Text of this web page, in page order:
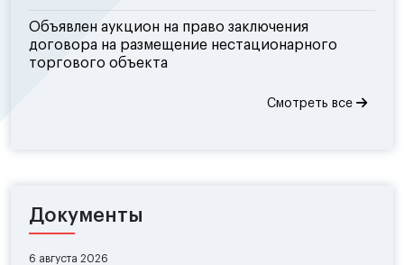
Объявлен аукцион на право заключения
договора на размещение нестационарного
торгового объекта
Смотреть все
Документы
6 августа 2026